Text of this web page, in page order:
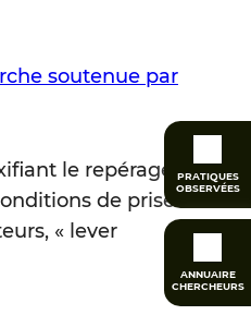
PRATIQUES
OBSERVÉES
ANNUAIRE
CHERCHEURS
soutenue par
le repérage
de prise
« lever